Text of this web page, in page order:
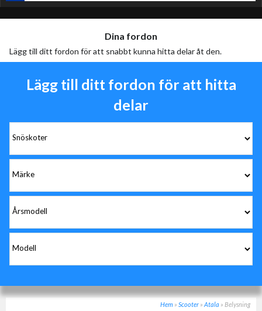
Dina fordon
Lägg till ditt fordon för att snabbt kunna hitta delar åt den.
Lägg till ditt fordon för att hitta
delar
Hem » Scooter » Atala » Belysning